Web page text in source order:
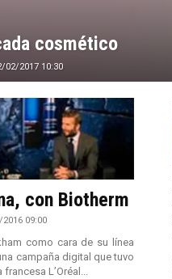
cosmético
02/2017 10:30
con Biotherm
09:00
como cara de su línea
campaña digital que tuvo
francesa L’Oréal...